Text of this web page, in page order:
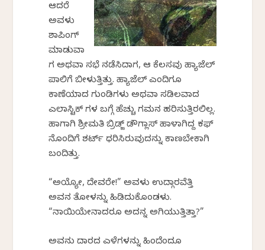
ಆದರೆ
ಅವಳು
ಶಾಪಿಂಗ್
ಮಾಡುವಾ
ಗ ಅಥವಾ ಸಭೆ ನಡೆಸಿದಾಗ, ಆ ಕೆಲಸವು ಹ್ಯಾಜೆಲ್
ಪಾಲಿಗೆ ಬೀಳುತ್ತಿತ್ತು. ಹ್ಯಾಜೆಲ್ ಎಂದಿಗೂ
ಕಾಣೆಯಾದ ಗುಂಡಿಗಳು ಅಥವಾ ಸಡಿಲವಾದ
ಎಲಾಸ್ಟಿಕ್ ಗಳ ಬಗ್ಗೆ ಹೆಚ್ಚು ಗಮನ ಹರಿಸುತ್ತಿರಲಿಲ್ಲ.
ಹಾಗಾಗಿ ಶ್ರೀಮತಿ ಬ್ರಿಡ್ಜ್ ಡೌಗ್ಲಾಸ್ ಹಾಳಾಗಿದ್ದ ಕಫ್
ನೊಂದಿಗೆ ಶರ್ಟ್ ಧರಿಸಿರುವುದನ್ನು ಕಾಣಬೇಕಾಗಿ
ಬಂದಿತ್ತು.
“ಅಯ್ಯೋ, ದೇವರೇ!” ಅವಳು ಉದ್ಗಾರವೆತ್ತಿ
ಅವನ ತೋಳನ್ನು ಹಿಡಿದುಕೊಂಡಳು.
“ನಾಯಿಯೇನಾದರೂ ಅದನ್ನ ಅಗಿಯುತ್ತಿತ್ತಾ?”
ಅವನು ದಾರದ ಎಳೆಗಳನ್ನು ಹಿಂದೆಂದೂ